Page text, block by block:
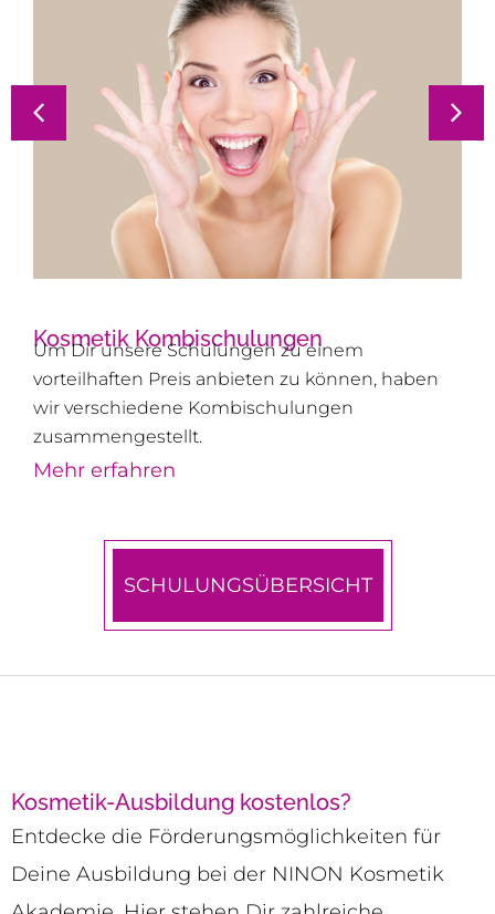
Kosmetik Kombischulungen
Um Dir unsere Schulungen zu einem
vorteilhaften Preis anbieten zu können, haben
wir verschiedene Kombischulungen
zusammengestellt.
Mehr erfahren
SCHULUNGSÜBERSICHT
Kosmetik-Ausbildung kostenlos?
Entdecke die Förderungsmöglichkeiten für
Deine Ausbildung bei der NINON Kosmetik